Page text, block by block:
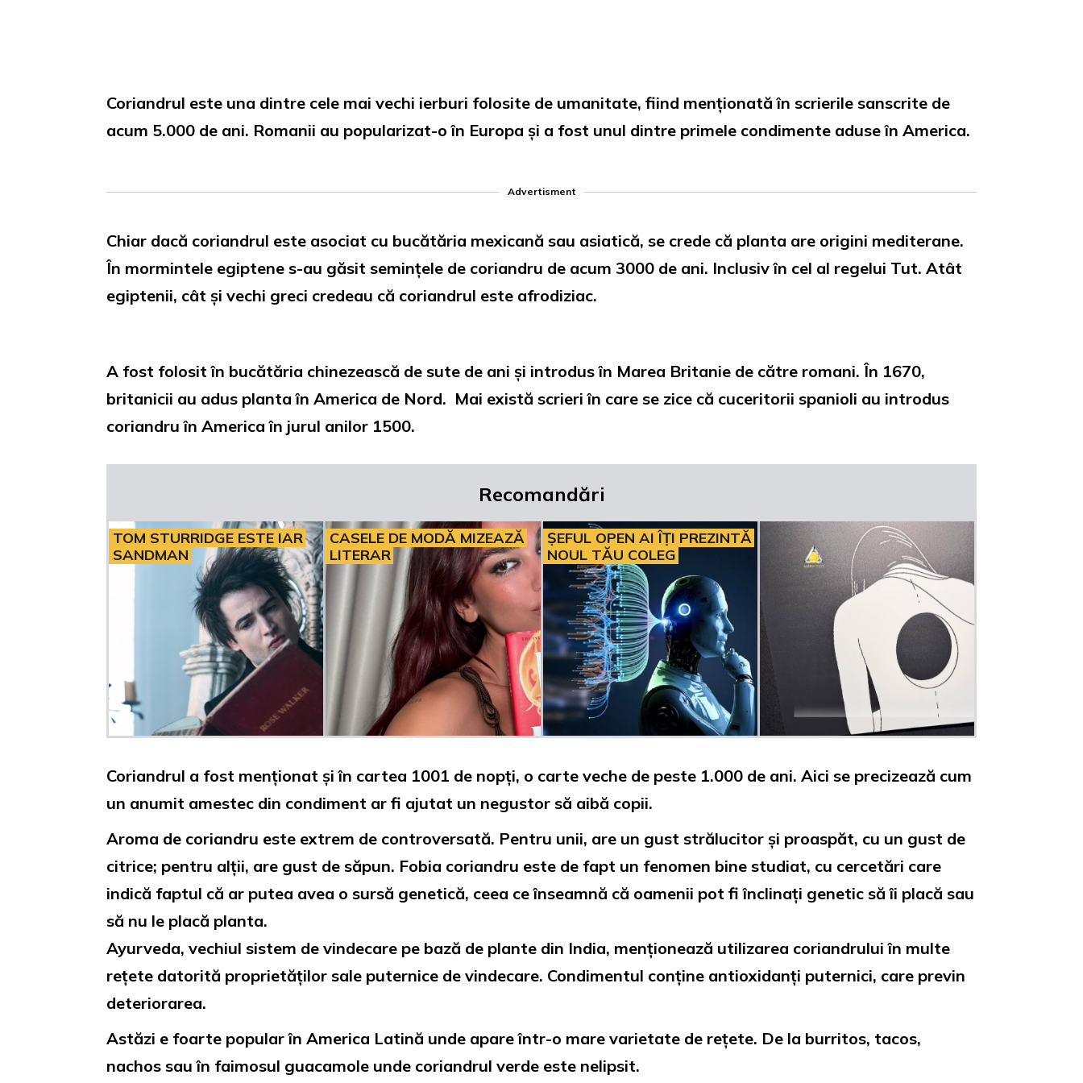
Coriandrul este una dintre cele mai vechi ierburi folosite de umanitate, fiind menționată în scrierile sanscrite de
acum 5.000 de ani. Romanii au popularizat-o în Europa și a fost unul dintre primele condimente aduse în America.
Advertisment
Chiar dacă coriandrul este asociat cu bucătăria mexicană sau asiatică, se crede că planta are origini mediterane.
În mormintele egiptene s-au găsit semințele de coriandru de acum 3000 de ani. Inclusiv în cel al regelui Tut. Atât
egiptenii, cât și vechi greci credeau că coriandrul este afrodiziac.
A fost folosit în bucătăria chinezească de sute de ani și introdus în Marea Britanie de către romani. În 1670,
britanicii au adus planta în America de Nord. Mai există scrieri în care se zice că cuceritorii spanioli au introdus
coriandru în America în jurul anilor 1500.
Recomandări
TOM STURRIDGE ESTE IAR
SANDMAN
CASELE DE MODĂ MIZEAZĂ
LITERAR
ȘEFUL OPEN AI ÎȚI PREZINTĂ
NOUL TĂU COLEG
Coriandrul a fost menționat și în cartea 1001 de nopți, o carte veche de peste 1.000 de ani. Aici se precizează cum
un anumit amestec din condiment ar fi ajutat un negustor să aibă copii.
Aroma de coriandru este extrem de controversată. Pentru unii, are un gust strălucitor și proaspăt, cu un gust de
citrice; pentru alții, are gust de săpun. Fobia coriandru este de fapt un fenomen bine studiat, cu cercetări care
indică faptul că ar putea avea o sursă genetică, ceea ce înseamnă că oamenii pot fi înclinați genetic să îi placă sau
să nu le placă planta.
Ayurveda, vechiul sistem de vindecare pe bază de plante din India, menționează utilizarea coriandrului în multe
rețete datorită proprietăților sale puternice de vindecare. Condimentul conține antioxidanți puternici, care previn
deteriorarea.
Astăzi e foarte popular în America Latină unde apare într-o mare varietate de rețete. De la burritos, tacos,
nachos sau în faimosul guacamole unde coriandrul verde este nelipsit.